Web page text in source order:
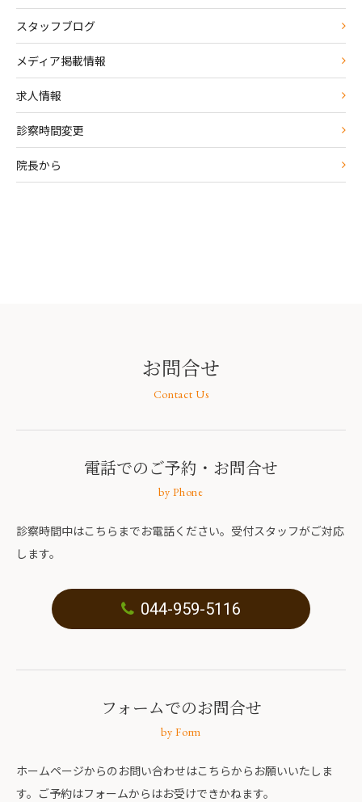
スタッフブログ
メディア掲載情報
求人情報
診察時間変更
院長から
お問合せ
Contact Us
電話でのご予約 ・お問合せ
by Phone
診察時間中はこちらまでお電話ください。受付スタッフがご対応
します。
044-959-5116
フォームでのお問合せ
by Form
ホームページからのお問い合わせはこちらからお願いいたしま
す。ご予約はフォームからはお受けできかねます。